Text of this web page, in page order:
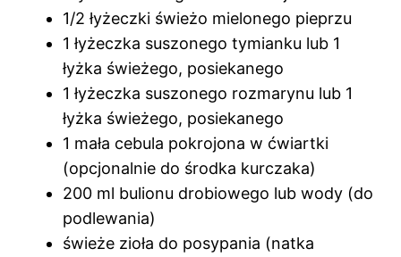
1/2 łyżeczki świeżo mielonego pieprzu
1 łyżeczka suszonego tymianku lub 1
łyżka świeżego, posiekanego
1 łyżeczka suszonego rozmarynu lub 1
łyżka świeżego, posiekanego
1 mała cebula pokrojona w ćwiartki
(opcjonalnie do środka kurczaka)
200 ml bulionu drobiowego lub wody (do
podlewania)
świeże zioła do posypania (natka